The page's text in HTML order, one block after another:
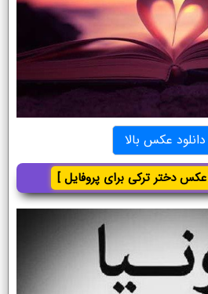
دانلود عکس بالا
دختر ترکی برای پروفایل ]